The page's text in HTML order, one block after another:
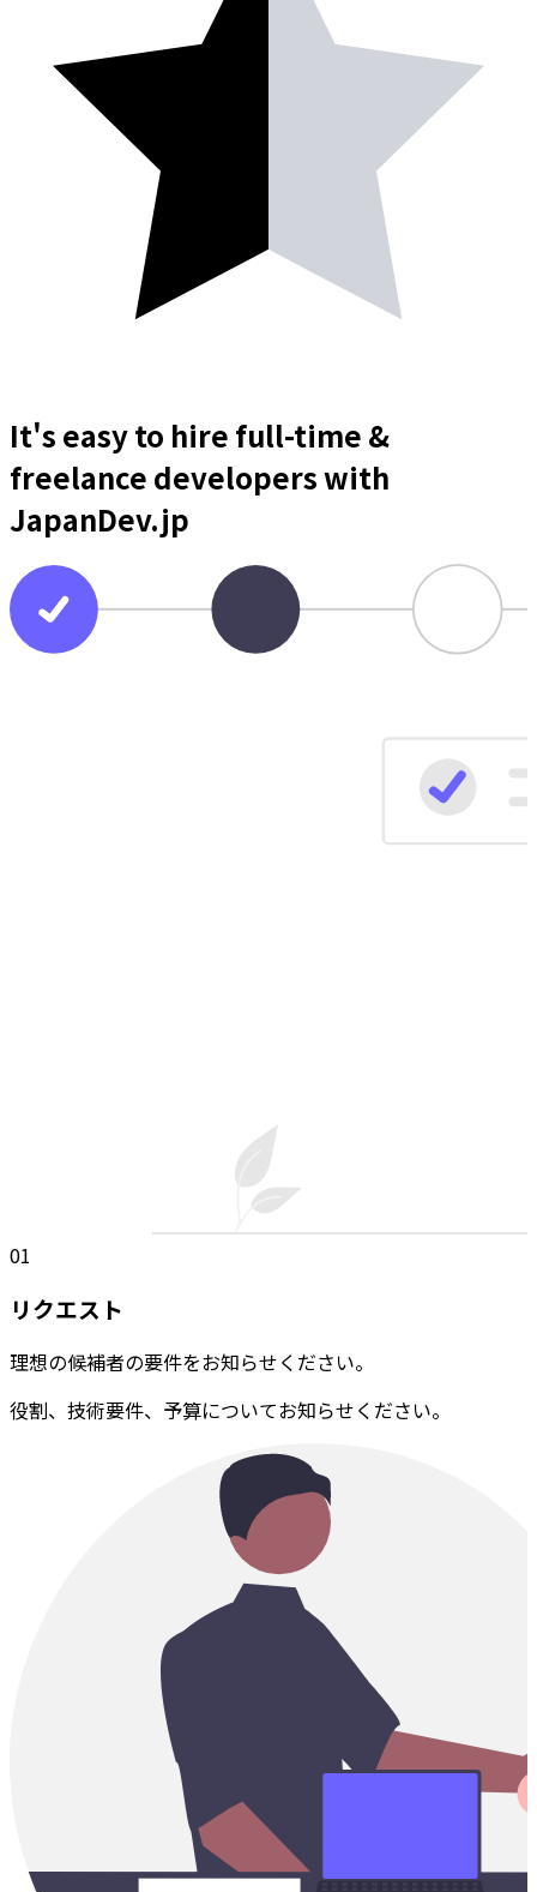
It's easy to hire full-time &
freelance developerswith
JapanDev.jp
01
リクエスト
理想の候補者の要件をお知らせください。
役割、技術要件、予算についてお知らせください。